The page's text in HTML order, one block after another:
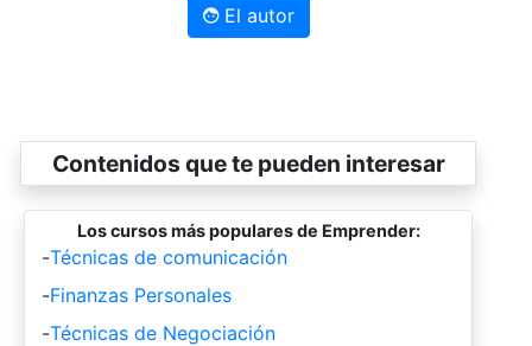
El autor
Contenidos que te pueden interesar
Los cursos más populares de Emprender:
-Técnicas de comunicación
-Finanzas Personales
-Técnicas de Negociación